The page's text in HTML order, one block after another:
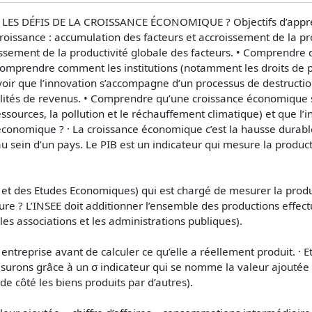
LES DÉFIS DE LA CROISSANCE ÉCONOMIQUE ? Objectifs
: accumulation des facteurs et accroissement de la
de la productivité globale des facteurs. •
comment les institutions (notamment les droits de
que l’innovation s’accompagne d’un processus de
de revenus. • Comprendre qu’une croissance
la pollution et le réchauffement climatique) et que
? · La croissance économique c’est la hausse
sein d’un pays. Le PIB est un indicateur qui mesure la
et des Etudes Economiques) qui est chargé de mesurer la
? L’INSEE doit additionner l’ensemble des productions
associations et les administrations publiques).
avant de calculer ce qu’elle a réellement produit. ·
grâce à un σ indicateur qui se nomme la valeur
côté les biens produits par d’autres).